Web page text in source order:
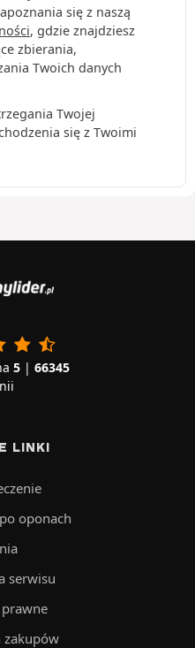
się z naszą
, gdzie znajdziesz
zbierania,
Twoich danych
Twojej
się z Twoimi
5 | 66345
LINKI
oponach
serwisu
zakupów